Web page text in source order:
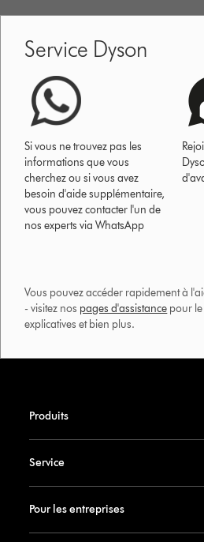
Service Dyson
Si vous ne trouvez pas les
informations que vous
cherchez ou si vous avez
besoin d'aide supplémentaire,
vous pouvez contacter l'un de
nos experts via WhatsApp
Vous pouvez accéder rapidement à
- visitez nos pages d'assistance pour
explicatives et bien plus.​
Produits
Service
Pour les entreprises